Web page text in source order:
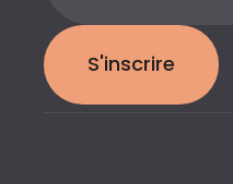
S'inscrire